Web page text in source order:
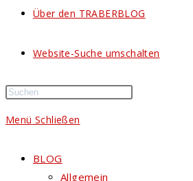
Über den TRABERBLOG
Website-Suche umschalten
Menü Schließen
BLOG
Allgemein